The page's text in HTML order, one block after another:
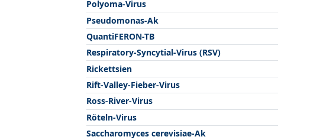
Polyoma-Virus
Pseudomonas-Ak
QuantiFERON-TB
Respiratory-Syncytial-Virus (RSV)
Rickettsien
Rift-Valley-Fieber-Virus
Ross-River-Virus
Röteln-Virus
Saccharomyces cerevisiae-Ak